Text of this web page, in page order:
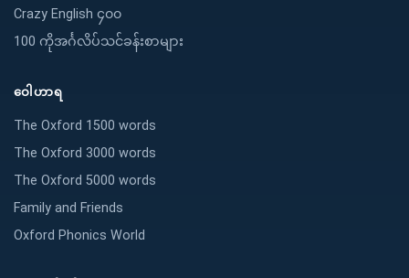
Crazy English ၄၀၀
100 ကိုအင်္ဂလိပ်သင်ခန်းစာများ
ဝေါဟာရ
The Oxford 1500 words
The Oxford 3000 words
The Oxford 5000 words
Family and Friends
Oxford Phonics World